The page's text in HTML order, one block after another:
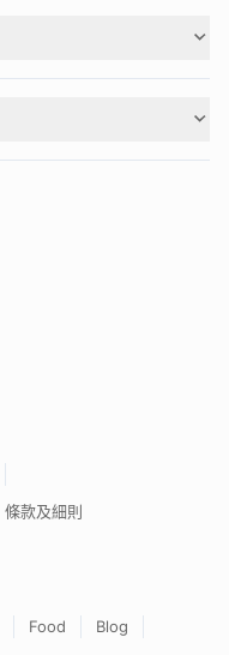
條款及細則
Food
Blog